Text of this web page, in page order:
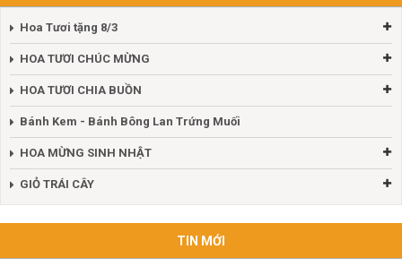
Hoa Tươi tặng 8/3
HOA TƯƠI CHÚC MỪNG
HOA TƯƠI CHIA BUỒN
Bánh Kem - Bánh Bông Lan Trứng Muối
HOA MỪNG SINH NHẬT
GIỎ TRÁI CÂY
TIN MỚI